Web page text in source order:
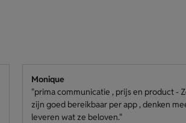
Monique
"prima communicatie , prijs en product -
zijn goed bereikbaar per app , denken
leveren wat ze beloven."